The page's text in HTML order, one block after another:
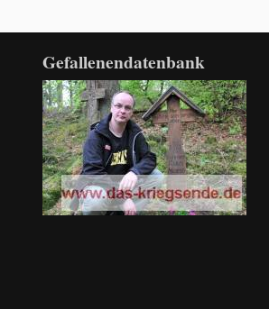
Gefallenendatenbank